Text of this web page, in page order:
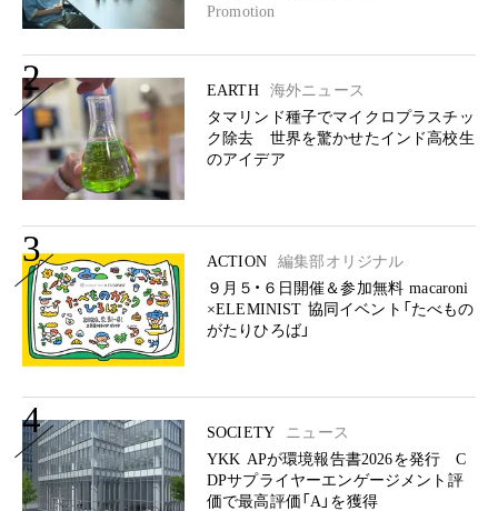
Promotion
2 EARTH
海外ニュース
タマリンド種子でマイクロプラスチッ
ク除去 世界を驚かせたインド高校生
のアイデア
3 ACTION
編集部オリジナル
９月５・６日開催＆参加無料 macaroni
×ELEMINIST 協同イベント「たべもの
がたりひろば」
4 SOCIETY
ニュース
YKK APが環境報告書2026を発行 C
DPサプライヤーエンゲージメント評
価で最高評価「A」を獲得